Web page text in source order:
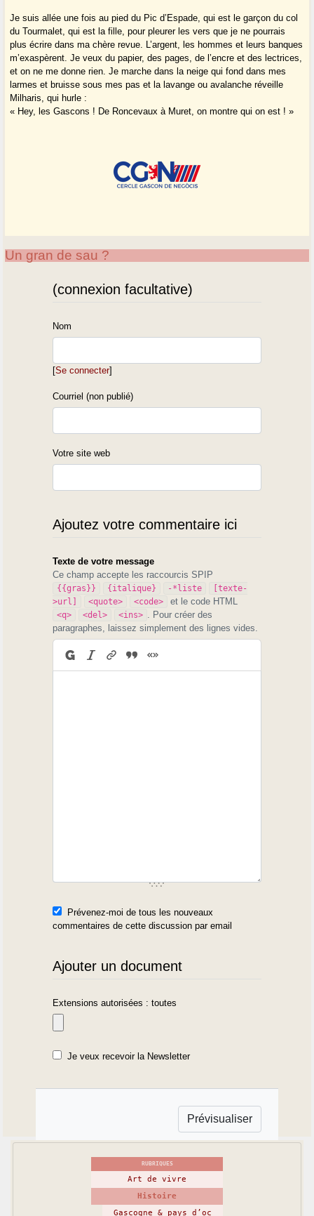
Je suis allée une fois au pied du Pic d’Espade, qui est le garçon du col
du Tourmalet, qui est la fille, pour pleurer les vers que je ne pourrais
plus écrire dans ma chère revue. L’argent, les hommes et leurs banques
m’exaspèrent. Je veux du papier, des pages, de l’encre et des lectrices,
et on ne me donne rien. Je marche dans la neige qui fond dans mes
larmes et bruisse sous mes pas et la lavange ou avalanche réveille
Milharis, qui hurle :
« Hey, les Gascons ! De Roncevaux à Muret, on montre qui on est ! »
Un gran de sau ?
(connexion facultative)
Nom
[Se connecter]
Courriel (non publié)
Votre site web
Ajoutez votre commentaire ici
Texte de votre message
Ce champ accepte les raccourcis SPIP
{{gras}} {italique} -*liste
[texte-
>url]
<quote> <code> et le code HTML
<q> <del> <ins>
. Pour créer des
paragraphes, laissez simplement des lignes vides.
Prévenez-moi de tous les nouveaux
commentaires de cette discussion par email
Ajouter un document
Extensions autorisées : toutes
Je veux recevoir la Newsletter
RUBRIQUES
Art de vivre
Histoire
Gascogne & pays d’oc